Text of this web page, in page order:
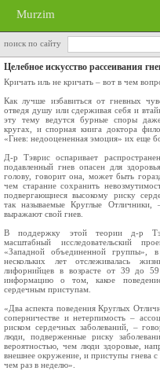
Murzim
поиск по сайту
Целебное искусство рассеивания
Кричать иль не кричать – вот в чем
Как лучше избавиться от гневных
отведя душу или сдерживая себя и
эту тему ведутся бурные споры
кругах, и спорная книга доктора
«Гнев: недооцененная эмоция» их еще
Д-р Тэврис оспаривает
подавленный гнев опасен для
голову, говорит она, может быть
чем старание сохранить
подвергающиеся высокому риску
так называемые Круглые Отличники,
выражают свой гнев.
В поддержку этой теории д-р
масштабный исследовательский
«Западной объединенной группы»,
нескольких лет отслеживалась
лифорнийцев в возрасте от 39 до
информацию о том, какое
сердечным приступам.
«Два аспекта поведения Круглых
соперничестве и нетерпимость –
риском сердечных заболеваний, –
люди, подверженные риску
вероятностью, чем люди здоровые,
внешнее окружение, и приступы гнева
чем раз в неделю».